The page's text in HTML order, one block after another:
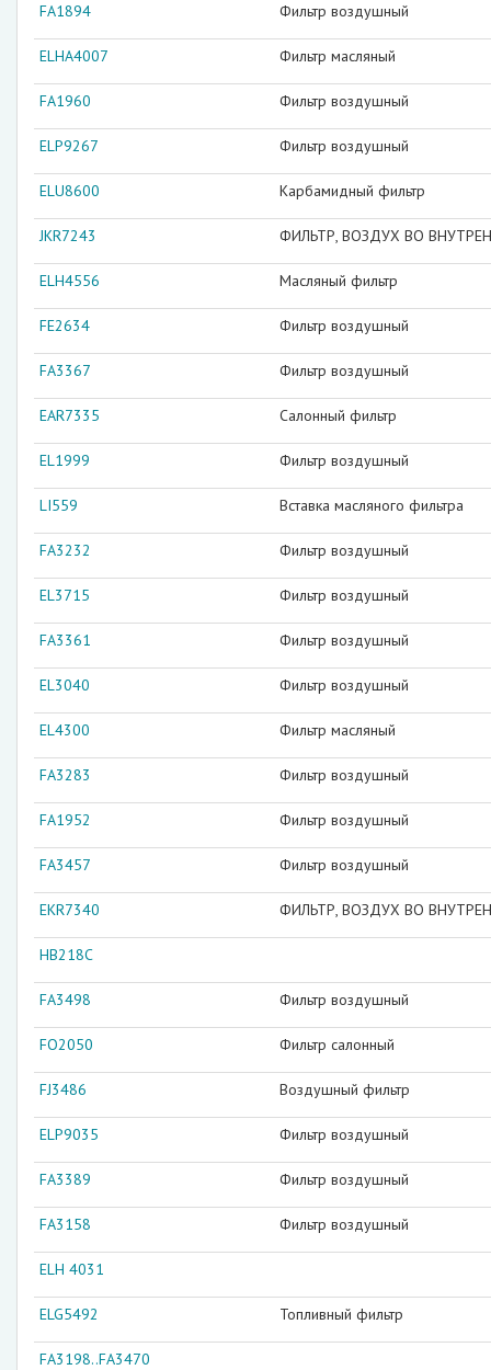
FA1894 Фильтр воздушный
ELHA4007 Фильтр масляный
FA1960 Фильтр воздушный
ELP9267 Фильтр воздушный
ELU8600 Карбамидный фильтр
JKR7243 ФИЛЬТР, ВОЗДУХ ВО
ELH4556 Масляный фильтр
FE2634 Фильтр воздушный
FA3367 Фильтр воздушный
EAR7335 Салонный фильтр
EL1999 Фильтр воздушный
LI559 Вставка масляного фильтра
FA3232 Фильтр воздушный
EL3715 Фильтр воздушный
FA3361 Фильтр воздушный
EL3040 Фильтр воздушный
EL4300 Фильтр масляный
FA3283 Фильтр воздушный
FA1952 Фильтр воздушный
FA3457 Фильтр воздушный
EKR7340 ФИЛЬТР, ВОЗДУХ ВО
HB218C
FA3498 Фильтр воздушный
FO2050 Фильтр салонный
FJ3486 Воздушный фильтр
ELP9035 Фильтр воздушный
FA3389 Фильтр воздушный
FA3158 Фильтр воздушный
ELH 4031
ELG5492 Топливный фильтр
FA3198..FA3470